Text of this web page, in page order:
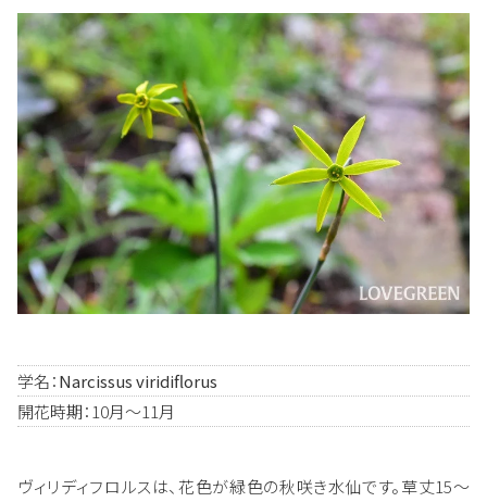
学名：Narcissus viridiflorus
開花時期：10月～11月
ヴィリディフロルスは、花色が緑色の秋咲き水仙です。草丈15～